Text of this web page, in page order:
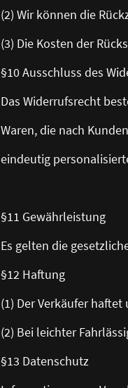
(2) Wir können die
(3) Die Kosten der
§10 Ausschluss des
Das Widerrufsrecht
Waren, die nach
eindeutig
§11 Gewährleistung
Es gelten die
§12 Haftung
(1) Der Verkäufer
(2) Bei leichter
§13 Datenschutz